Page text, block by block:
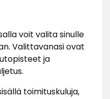
voit valita sinulle
Valittavanasi ovat
ja
toimituskuluja,